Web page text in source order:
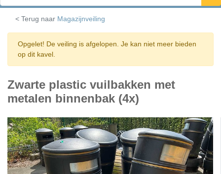
< Terug naar Magazijnveiling
Opgelet! De veiling is afgelopen. Je kan niet meer bieden
op dit kavel.
Zwarte plastic vuilbakken met
metalen binnenbak (4x)